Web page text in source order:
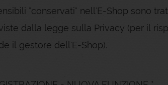
"conservati" nell'E-Shop sono
dalla legge sulla Privacy (per il
il gestore dell'E-Shop).